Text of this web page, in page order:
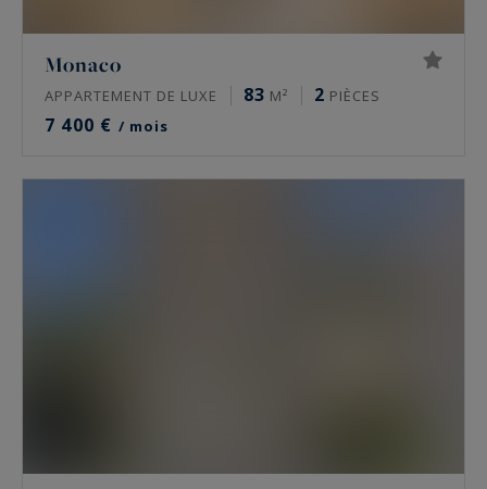
Monaco
APPARTEMENT DE LUXE 83 M² 2 PIÈCES
7 400 € / mois